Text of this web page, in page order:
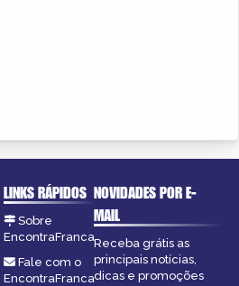
LINKS RÁPIDOS
Sobre
EncontraFranca
Fale com o
EncontraFranca
NOVIDADES POR E-
MAIL
Receba grátis as
principais notícias,
dicas e promoções